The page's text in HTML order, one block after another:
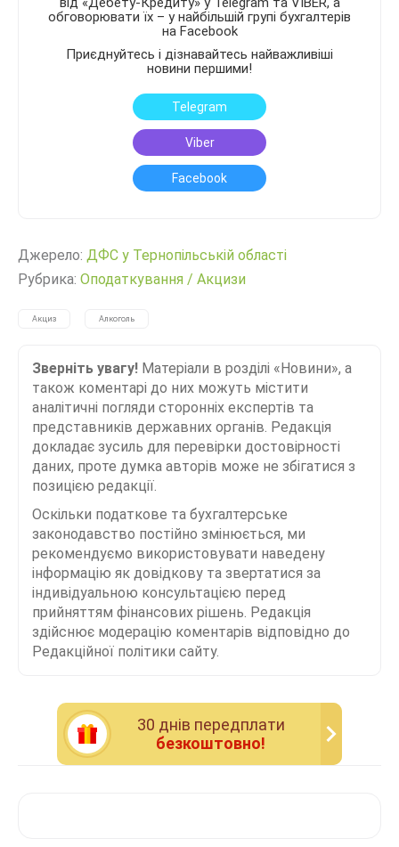
обговорювати їх – у найбільшій групі бухгалтерів
на Facebook
Приєднуйтесь і дізнавайтесь найважливіші
новини першими!
Telegram
Viber
Facebook
Джерело: ДФC у Тернопільській області
Рубрика: Оподаткування / Акцизи
Акциз Алкоголь
Зверніть увагу! Матеріали в розділі «Новини», а
також коментарі до них можуть містити
аналітичні погляди сторонніх експертів та
представників державних органів. Редакція
докладає зусиль для перевірки достовірності
даних, проте думка авторів може не збігатися з
позицією редакції.
Оскільки податкове та бухгалтерське
законодавство постійно змінюється, ми
рекомендуємо використовувати наведену
інформацію як довідкову та звертатися за
індивідуальною консультацією перед
прийняттям фінансових рішень. Редакція
здійснює модерацію коментарів відповідно до
Редакційної політики сайту.
30 днiв передплати
безкоштовно!